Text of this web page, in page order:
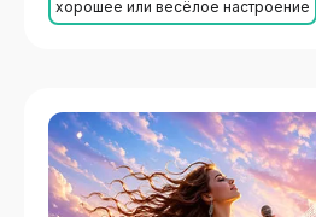
хорошее или весёлое настроение